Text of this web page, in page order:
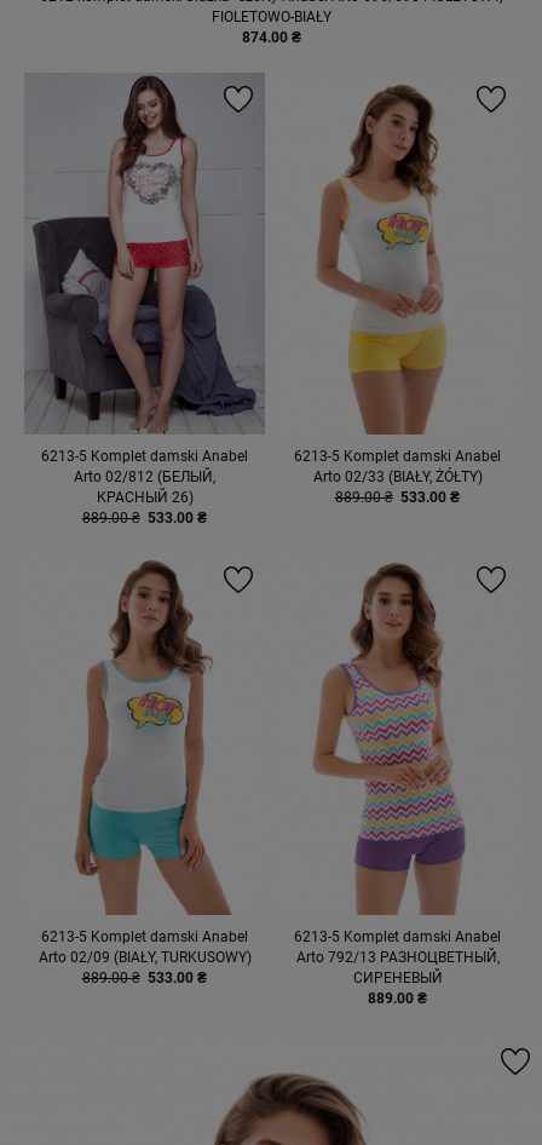
FIOLETOWO-BIAŁY
874.00 ₴
6213-5 Komplet damski Anabel
Arto 02/812 (БЕЛЫЙ,
КРАСНЫЙ 26)
889.00 ₴ 533.00 ₴
6213-5 Komplet damski Anabel
Arto 02/33 (BIAŁY, ŻÓŁTY)
889.00 ₴ 533.00 ₴
6213-5 Komplet damski Anabel
Arto 02/09 (BIAŁY, TURKUSOWY)
889.00 ₴ 533.00 ₴
6213-5 Komplet damski Anabel
Arto 792/13 РАЗНОЦВЕТНЫЙ,
СИРЕНЕВЫЙ
889.00 ₴